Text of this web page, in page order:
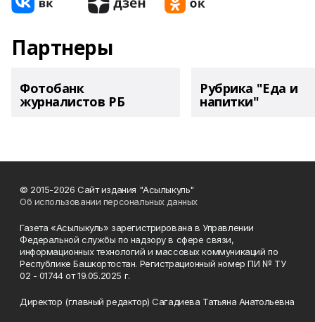
Партнеры
Фотобанк
журналистов РБ
Рубрика "Еда и
напитки"
© 2015-2026 Сайт издания "Асылыкуль"
Об использовании персональных данных
Газета «Асылыкуль» зарегистрирована в Управлении
Федеральной службы по надзору в сфере связи,
информационных технологий и массовых коммуникаций по
Республике Башкортостан. Регистрационный номер ПИ № ТУ
02 - 01744 от 19.05.2025 г.
Директор (главный редактор) Сагадиева Татьяна Анатольевна